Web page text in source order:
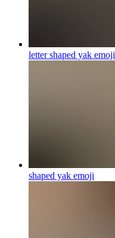
letter shaped yak emoji
shaped yak emoji